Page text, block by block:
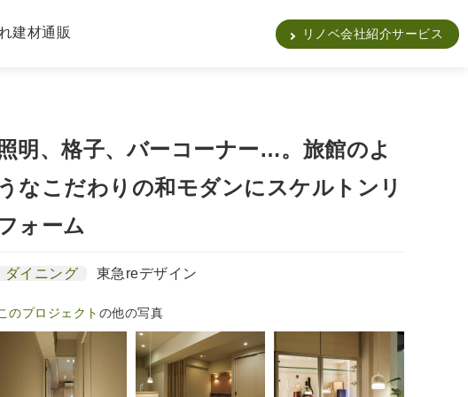
建材通販 リノベ会社紹介サービス
明、格子、バーコーナー…。旅館のよ
うなこだわりの和モダンにスケルトンリ
ォーム
ダイニング 東急reデザイン
のプロジェクト の他の写真